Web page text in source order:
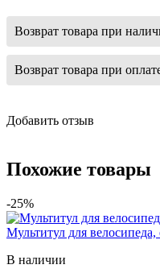
Возврат товара при
Возврат товара при
Добавить отзыв
Похожие товары
-25%
Мультитул для
В наличии